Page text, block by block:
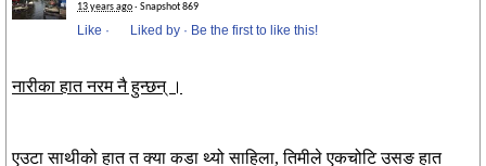
13 years ago· Snapshot 869
Like · Liked by · Be the first to like this!
नारीका हात नरम नै हुन्छन् ।
एउटा साथीको हात त क्या कडा थ्यो साहिला, तिमीले एकचोटि उसङ हात